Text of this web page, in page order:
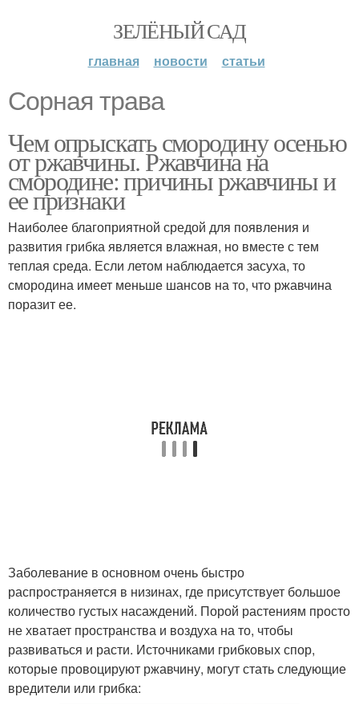
ЗЕЛЁНЫЙ САД
главная новости статьи
Сорная трава
Чем опрыскать смородину осенью
от ржавчины. Ржавчина на
смородине: причины ржавчины и
ее признаки
Наиболее благоприятной средой для появления и
развития грибка является влажная, но вместе с тем
теплая среда. Если летом наблюдается засуха, то
смородина имеет меньше шансов на то, что ржавчина
поразит ее.
Заболевание в основном очень быстро
распространяется в низинах, где присутствует большое
количество густых насаждений. Порой растениям просто
не хватает пространства и воздуха на то, чтобы
развиваться и расти. Источниками грибковых спор,
которые провоцируют ржавчину, могут стать следующие
вредители или грибка: